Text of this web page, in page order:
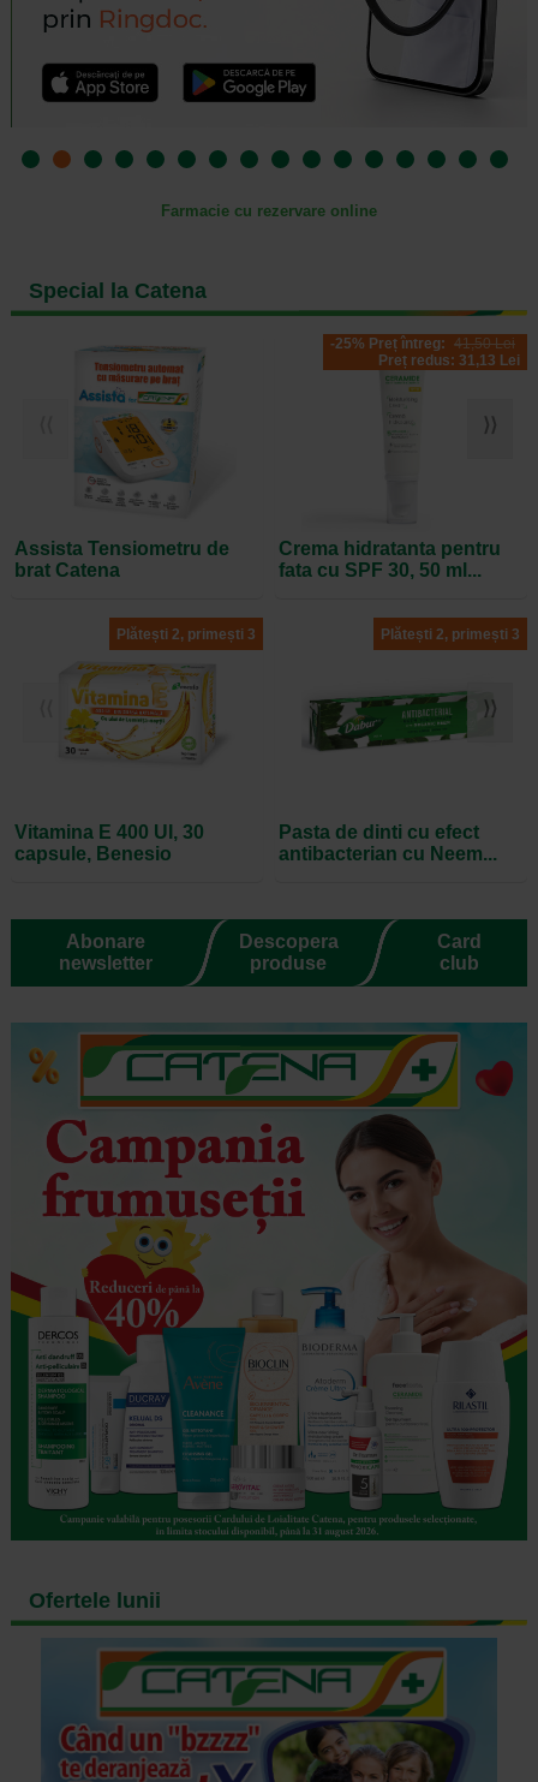
Farmacie cu rezervare online
Special la Catena
Assista Tensiometru de
brat Catena
-25% Preț întreg: 41,50 Lei
Preț redus: 31,13 Lei
Crema hidratanta pentru
fata cu SPF 30, 50 ml...
⟩⟩
Plătești 2, primești 3
Vitamina E 400 UI, 30
capsule, Benesio
Plătești 2, primești 3
Pasta de dinti cu efect
antibacterian cu Neem...
⟩⟩
Abonare
newsletter
Descopera
produse
Card
club
Ofertele lunii